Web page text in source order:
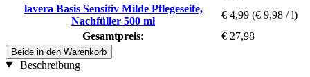
lavera Basis Sensitiv Milde Pflegeseife,
Nachfüller 500 ml
€ 4,99 (€ 9,98 / l)
Gesamtpreis:
€ 27,98
Beide in den Warenkorb
Beschreibung